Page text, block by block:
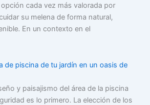
cada vez más valorada por
su melena de forma natural,
En un contexto en el
de piscina de tu jardín en un oasis de
y paisajismo del área de la piscina
es lo primero. La elección de los